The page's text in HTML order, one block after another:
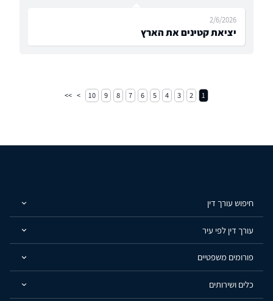
יציאת קטינים את הארץ
2/6/2026
1
2
3
4
5
6
7
8
9
10
חיפוש עורך דין
עורך דין לפי עיר
פורומים משפטיים
כלים ושירותים